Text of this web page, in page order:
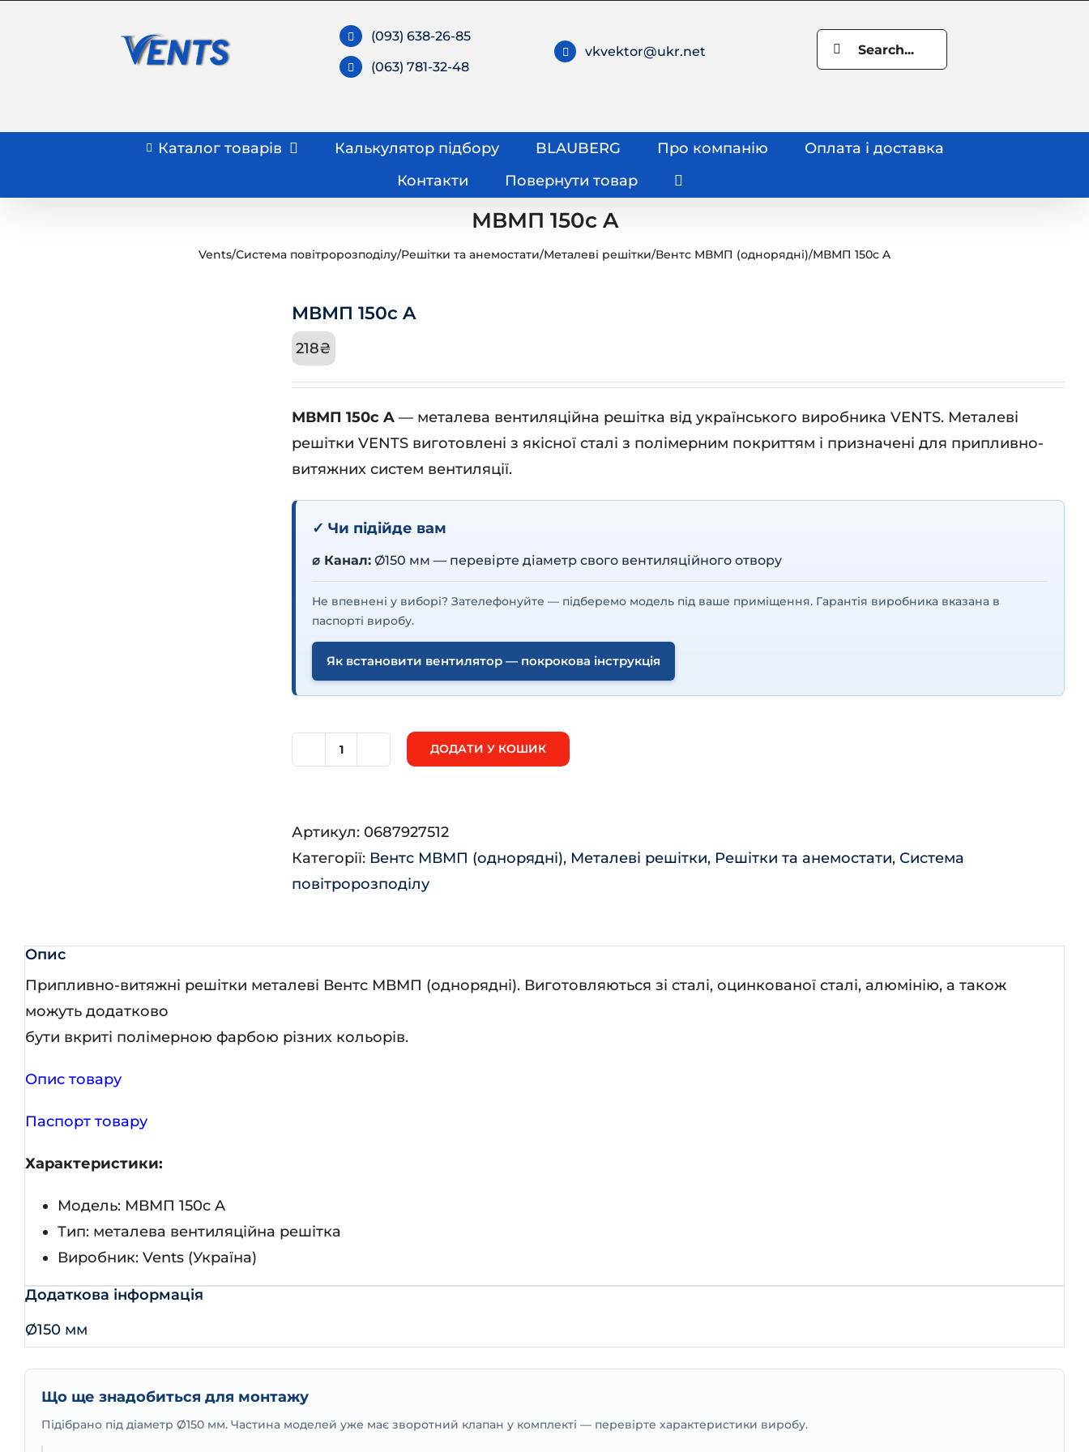
(093) 638-26-85
(063) 781-32-48
vkvektor@ukr.net
Search
for:
Каталог товарів Калькулятор підбору BLAUBERG Про компанію
Оплата і доставка
Контакти
Повернути товар
МВМП 150с A
Vents/Система повітророзподілу/Решітки та анемостати/Металеві решітки/Вентс МВМП (однорядні)/МВМП 150с A
МВМП 150с A
218₴
МВМП 150с A — металева вентиляційна решітка від українського виробника VENTS. Металеві
решітки VENTS виготовлені з якісної сталі з полімерним покриттям і призначені для припливно-
витяжних систем вентиляції.
✓ Чи підійде вам
⌀ Канал: Ø150 мм — перевірте діаметр свого вентиляційного отвору
Не впевнені у виборі? Зателефонуйте — підберемо модель під ваше приміщення. Гарантія виробника вказана в
паспорті виробу.
Як встановити вентилятор — покрокова інструкція
МВМП
кількість
ДОДАТИ У КОШИК
Артикул: 0687927512
Категорії: Вентс МВМП (однорядні), Металеві решітки, Решітки та анемостати, Система
повітророзподілу
Опис
Припливно-витяжні решітки металеві Вентс МВМП (однорядні). Виготовляються зі сталі, оцинкованої сталі, алюмінію, а також
можуть додатково
бути вкриті полімерною фарбою різних кольорів.
Опис товару
Паспорт товару
Характеристики:
Модель: МВМП 150с A
Тип: металева вентиляційна решітка
Виробник: Vents (Україна)
Додаткова інформація
Ø150 мм
Що ще знадобиться для монтажу
Підібрано під діаметр Ø150 мм. Частина моделей уже має зворотний клапан у комплекті — перевірте характеристики виробу.